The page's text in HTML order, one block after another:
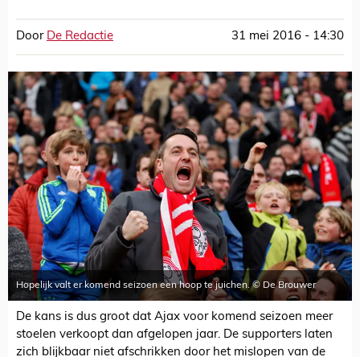
Door De Redactie 31 mei 2016 - 14:30
Hopelijk valt er komend seizoen een hoop te juichen. © De Brouwer
De kans is dus groot dat Ajax voor komend seizoen meer
stoelen verkoopt dan afgelopen jaar. De supporters laten
zich blijkbaar niet afschrikken door het mislopen van de